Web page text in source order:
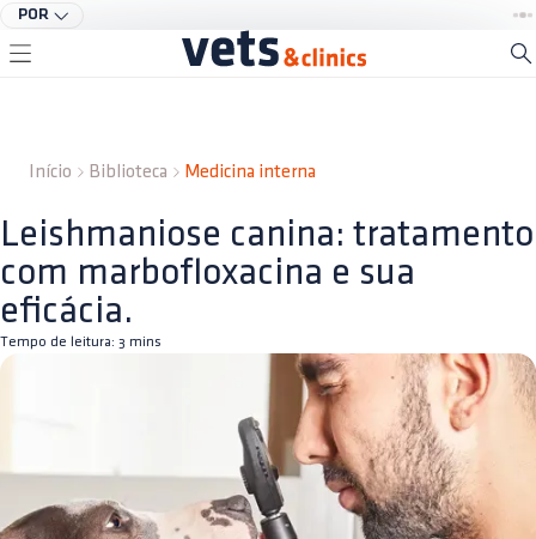
POR
Início Biblioteca Medicina interna
Leishmaniose canina: tratamento
com marbofloxacina e sua
eficácia.
Tempo de leitura: 3 mins